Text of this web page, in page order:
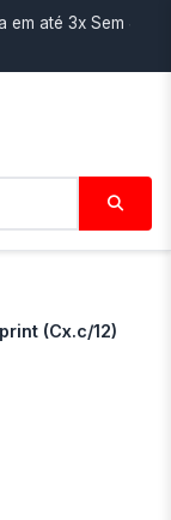
em até 3x Sem
(Cx.c/12)